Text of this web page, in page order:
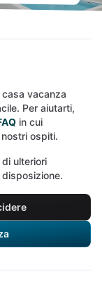
vacanza
Per aiutarti,
in cui
ospiti.
ulteriori